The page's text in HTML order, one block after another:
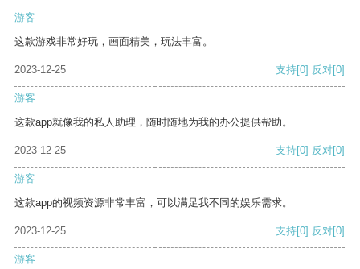
游客
这款游戏非常好玩，画面精美，玩法丰富。
2023-12-25 支持[0] 反对[0]
游客
这款app就像我的私人助理，随时随地为我的办公提供帮助。
2023-12-25 支持[0] 反对[0]
游客
这款app的视频资源非常丰富，可以满足我不同的娱乐需求。
2023-12-25 支持[0] 反对[0]
游客